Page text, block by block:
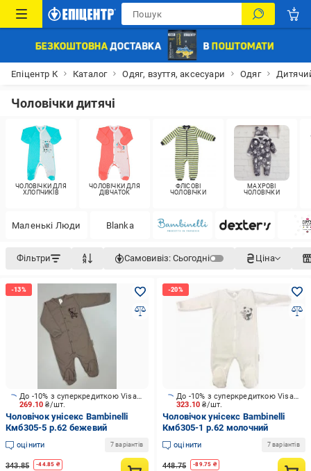
Епіцентр К Каталог Одяг, взуття, аксесуари Одяг
Чоловічки дитячі
ЧОЛОВІЧКИ ДЛЯ
ХЛОПЧИКІВ
ЧОЛОВІЧКИ ДЛЯ
ДІВЧАТОК
ФЛІСОВІ
ЧОЛОВІЧКИ
МАХРОВІ
ЧОЛОВІЧКИ
Маленькі Люди Blanka
Фільтри Самовивіз: Сьогодні Ціна
269.10₴/шт.
До -10% з суперкредиткою Visa Вигода
Чоловічок унісекс Bambinelli
Кмб305-5 р.62 бежевий
оцінити 7 варіантів
343.85 -44.85 ₴
323.10₴/шт.
До -10% з суперкредиткою Visa Вигода
Чоловічок унісекс Bambinelli
Кмб305-1 р.62 молочний
оцінити 7 варіантів
448.75 -89.75 ₴